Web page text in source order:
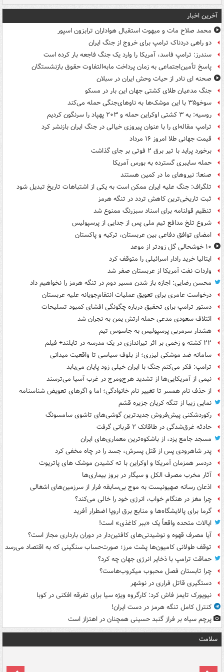
آخرین اخبار
محمد صلاح مات و مبهوت استقبال هواداران ترابزون اسپور
دو راهی دردناک ترامپ برای خروج از جنگ ایران
سندرز: ترامپ فاسد، آمریکا را وارد یک جنگ فاجعه بار کرده است
پاسخ تأمین‌اجتماعی به زمان پرداخت مابه‌التفاوت حقوق بازنشستگان
صحنه ای نادر از حیات وحش ایران در سبلان
جنگ مدعیان طلای کشتی جهان این بار در مسکو
سوخو۳۵ با این موشک‌ها به ناوهای‌جنگی حمله می‌کند
روسیه: به ۳ کشتی اوکراین حمله و ۲۰۳ پهپاد را سرنگون کردیم
ترامپ مقاله‌ای را با عنوان پیروزی خیالی در جنگ ایران بازنشر کرد
قیمت جهانی طلا امروز ۱۶ مرداد
برخورد پراید با تیر برق ۲ فوتی بر جای گذاشت
حمله سایبری گسترده به بورس آمریکا
صنعا: نیروهای ما در کمین‌ هستند
تلگراف: جنگ علیه ایران ممکن است به یکی از اشتباهات تاریخ تبدیل شود
ثبت تاریخی‌ترین کاهش تردد در تنگه هرمز
تنظیم قولنامه برای اسناد سبزرنگ ممنوع شد
شروع تلخ مدافع تیم ملی پس از جدایی از پرسپولیس
امضای توافق دفاعی بین عربستان، ترکیه و پاکستان
۱۰ خوشحالی گل زودتر از موعد
ایتالیا خرید رادار اسرائیلی را متوقف کرد
واردات نفت آمریکا از عربستان صفر شد
محسن رضایی: اجازه باز شدن مسیر دوم در تنگه هرمز را نخواهیم داد
درخواست عامری برای تعویق عملیات انتقام‌جویانه علیه عربستان
دستور ترامپ برای تحقیق درباره چگونگی افشای کمبود تسلیحات
ائتلاف سعودی مدعی حمله ارتش یمن به نجران شد
هشدار سرمربی پرسپولیس به جاسوس تیم
۲۲ کشته و زخمی بر اثر تیراندازی در یک مدرسه در تایلند+ فیلم
سامانه ضد موشکی لیزری؛ از بلوف سیاسی تا واقعیت میدانی
ترامپ: فکر می‌کنم جنگ با ایران خیلی زود پایان می‌یابد
نیمی از آمریکایی‌ها از تشدید هرج‌ومرج در غرب آسیا می‌ترسند
از حذف نام همسر تا تغییر نام خانوادگی؛ اما و اگرهای تعویض شناسنامه
نمایی زیبا از تنگه کریان جزیره قشم
رکوردشکنی پیش‌فروش جدیدترین گوشی‌های تاشوی سامسونگ
حادثه غرق‌شدگی در طاقانک ۲ قربانی گرفت
مسجد جامع یزد، از باشکوه‌ترین معماری‌های ایران
پدر شاهرودی پس از قتل پسرش، جسد را در چاه مخفی کرد
دردسر همزمان آمریکا و اوکراین با ته کشیدن موشک های پاتریوت
آثار مخرب مصرف الکل و سیگار در بروز بیماری‌ها
اذعان رسانه صهیونیست به موج بی‌سابقه فرار از سرزمین‌های اشغالی
چرا مغز در هنگام خواب، انرژی خود را خالی می‌کند؟
گرما برای پالایشگاه‌ها و منابع برق اروپا اضطرار آفرید
ایالات متحده واقعاً یک «ببر کاغذی» است!
آیا مصرف قهوه و نوشیدنی‌های کافئین‌دار در دوران بارداری مجاز است؟
توقف طولانی کامیون‌ها پشت مرز؛ صورت‌حساب سنگینی که به اقتصاد می‌رسد
حماقت ترامپ با ذخایر انرژی جهان چه کرد؟
چرا تابستان فصل محبوب میکروب‌هاست؟
دستگیری قاتل فراری در نوشهر
نیویورک تایمز فاش کرد: کارگروه ویژه سیا برای تفرقه افکنی در کوبا
کنترل کامل تنگه هرمز در دست ایران!
پرچم سیاه بر فراز گنبد حسینی همچنان در اهتزاز است
سلامت